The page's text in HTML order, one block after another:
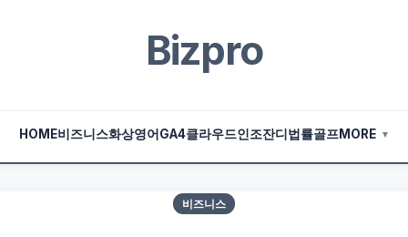
Bizpro
HOME비즈니스화상영어 GA4클라우드인조잔디 법률골프MORE ▼
비즈니스